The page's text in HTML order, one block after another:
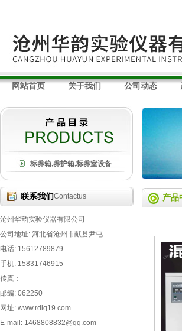
网站首页 关于我们 公司动态
标养箱,养护箱,标养室设备
联系我们Contactus
沧州华韵实验仪器有限公司
公司地址: 河北省沧州市献县尹屯
电话: 15612789879
手机: 15831746915
传真：
邮编: 062250
网址: www.rdlq19.com
E-mail: 1468808832@qq.com
产品